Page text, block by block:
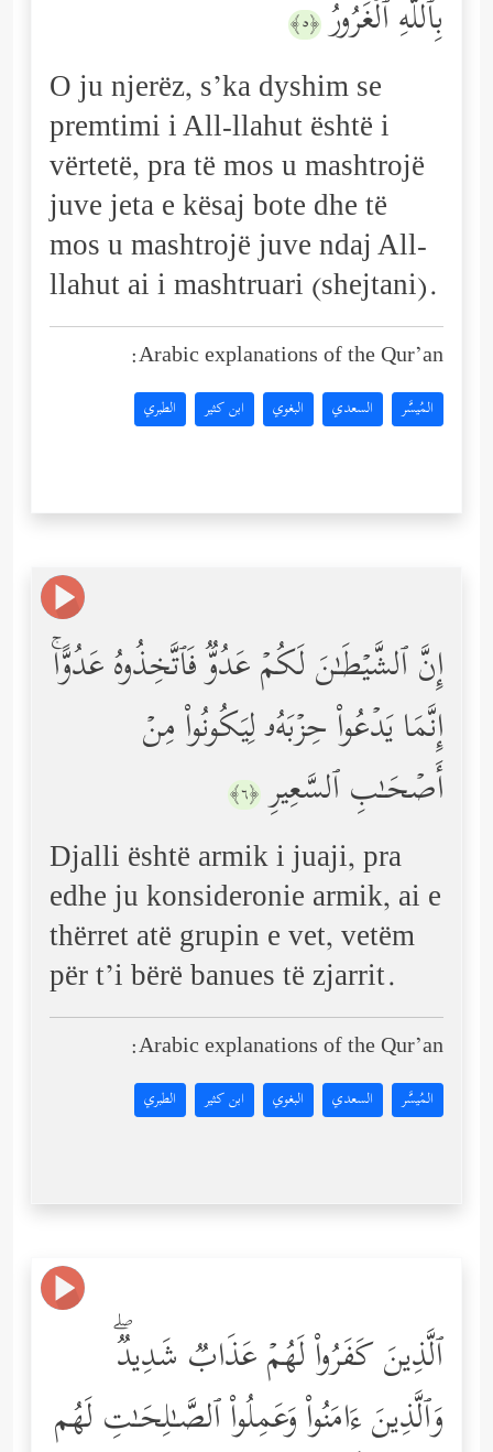
بِٱللَّهِ ٱلۡغَرُورُ ﴿٥﴾
O ju njerëz, s’ka dyshim se
premtimi i All-llahut është i
vërtetë, pra të mos u mashtrojë
juve jeta e kësaj bote dhe të
mos u mashtrojë juve ndaj All-
llahut ai i mashtruari (shejtani).
Arabic explanations of the Qur’an:
المُيسَّر السعدي البغوي ابن كثير الطبري
إِنَّ ٱلشَّیۡطَـٰنَ لَكُمۡ عَدُوࣱّ فَٱتَّخِذُوهُ عَدُوًّاۚ
إِنَّمَا یَدۡعُواْ حِزۡبَهُۥ لِیَكُونُواْ مِنۡ
أَصۡحَـٰبِ ٱلسَّعِیرِ ﴿٦﴾
Djalli është armik i juaji, pra
edhe ju konsideronie armik, ai e
thërret atë grupin e vet, vetëm
për t’i bërë banues të zjarrit.
Arabic explanations of the Qur’an:
المُيسَّر السعدي البغوي ابن كثير الطبري
ٱلَّذِینَ كَفَرُواْ لَهُمۡ عَذَابࣱ شَدِیدࣱۖ
وَٱلَّذِینَ ءَامَنُواْ وَعَمِلُواْ ٱلصَّـٰلِحَـٰتِ لَهُم